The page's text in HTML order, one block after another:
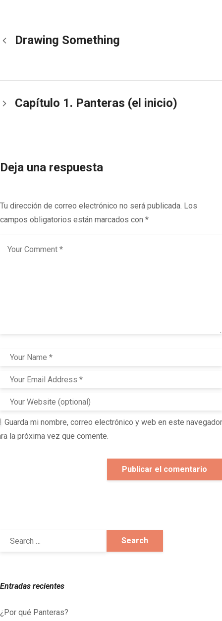
Drawing Something
Capítulo 1. Panteras (el inicio)
Deja una respuesta
Tu dirección de correo electrónico no será publicada. Los
campos obligatorios están marcados con *
Guarda mi nombre, correo electrónico y web en este navegador
la próxima vez que comente.
Entradas recientes
¿Por qué Panteras?